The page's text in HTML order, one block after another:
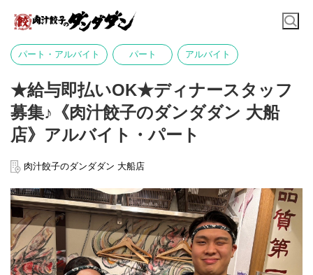
パート・アルバイト パート アルバイト
★給与即払いOK★ディナースタッフ
募集♪《肉汁餃子のダンダダン 大船
店》アルバイト・パート
肉汁餃子のダンダダン 大船店